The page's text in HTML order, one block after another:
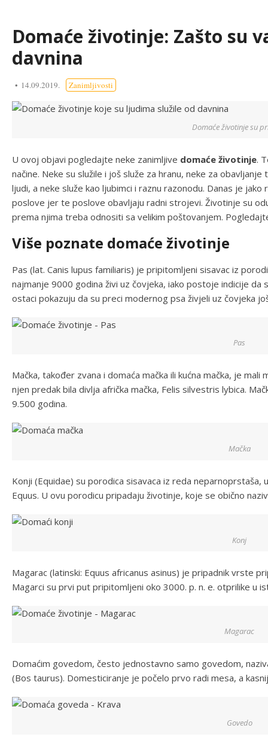
Domaće životinje: Zašto su
davnina
14.09.2019. Zanimljivosti
Domaće životinje su
U ovoj objavi pogledajte neke zanimljive domaće životinje.
načine. Neke su služile i još služe za hranu, neke za
ljudi, a neke služe kao ljubimci i raznu razonodu. Danas je
poslove jer te poslove obavljaju radni strojevi. Životinje su
prema njima treba odnositi sa velikim poštovanjem.
Više poznate domaće životinje
Pas (lat. Canis lupus familiaris) je pripitomljeni sisavac iz
najmanje 9000 godina živi uz čovjeka, iako postoje indicije da
ostaci pokazuju da su preci modernog psa živjeli uz čovjeka
Pas
Mačka, također zvana i domaća mačka ili kućna mačka, je
njen predak bila divlja afrička mačka, Felis silvestris lybica.
9.500 godina.
Mačka
Konji (Equidae) su porodica sisavaca iz reda neparnoprstaša,
Equus. U ovu porodicu pripadaju životinje, koje se obično
Konj
Magarac (latinski: Equus africanus asinus) je pripadnik vrste
Magarci su prvi put pripitomljeni oko 3000. p. n. e. otprilike u
Magarac
Domaćim govedom, često jednostavno samo govedom,
(Bos taurus). Domesticiranje je počelo prvo radi mesa, a
Govedo